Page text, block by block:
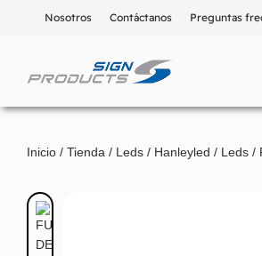
Nosotros Contáctanos Preguntas
Inicio / Tienda / Leds / Hanleyled / Leds /